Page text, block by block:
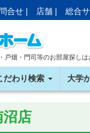
合せ | 店舗 | 総合
戸畑・門司等のお部屋探しは
だわり検索 大学
沼店